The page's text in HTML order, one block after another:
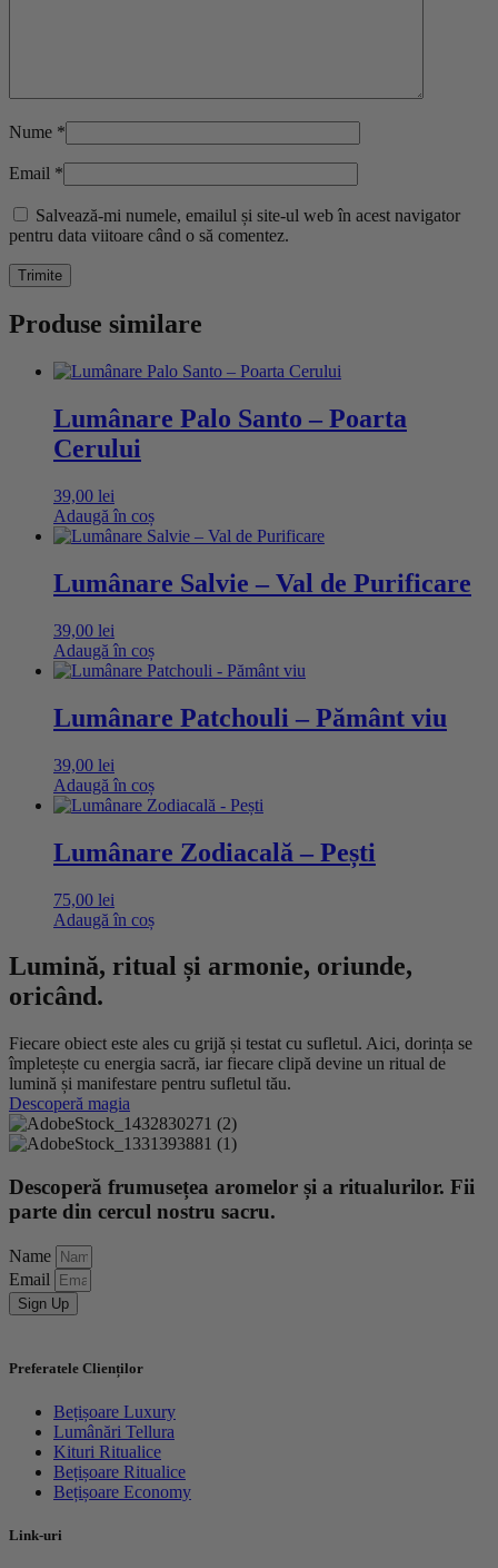
Nume *
Email *
Salvează-mi numele, emailul și site-ul web în acest navigator
pentru data viitoare când o să comentez.
Produse similare
Lumânare Palo Santo – Poarta
Cerului
39,00 lei
Adaugă în coș
Lumânare Salvie – Val de Purificare
39,00 lei
Adaugă în coș
Lumânare Patchouli – Pământ viu
39,00 lei
Adaugă în coș
Lumânare Zodiacală – Pești
75,00 lei
Adaugă în coș
Lumină, ritual și armonie, oriunde,
oricând.
Fiecare obiect este ales cu grijă și testat cu sufletul. Aici, dorința se
împletește cu energia sacră, iar fiecare clipă devine un ritual de
lumină și manifestare pentru sufletul tău.
Descoperă magia
Descoperă frumusețea aromelor și a ritualurilor. Fii
parte din cercul nostru sacru.
Name
Email
Sign Up
Preferatele Clienților
Bețișoare Luxury
Lumânări Tellura
Kituri Ritualice
Bețișoare Ritualice
Bețișoare Economy
Link-uri